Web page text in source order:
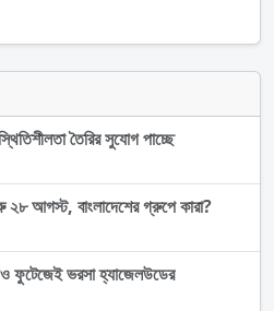
তৈরির সুযোগ পাচ্ছে
২৮ আগস্ট, বাংলাদেশের গ্রুপে কারা?
ফুটেজেই ভরসা হ্যাজেলউডের